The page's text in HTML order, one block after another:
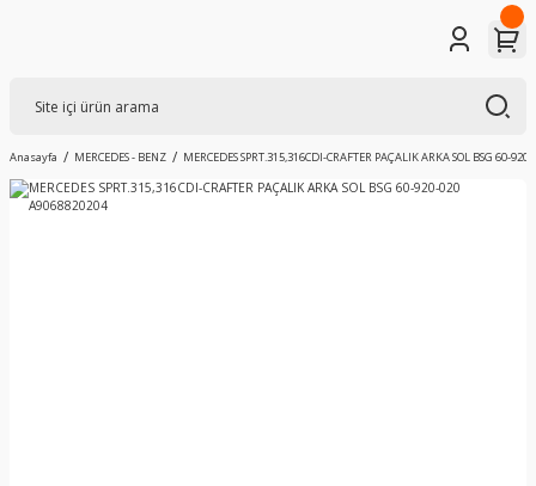
Anasayfa MERCEDES - BENZ MERCEDES SPRT.315,316CDI-CRAFTER PAÇALIK ARKA SOL BSG 60-